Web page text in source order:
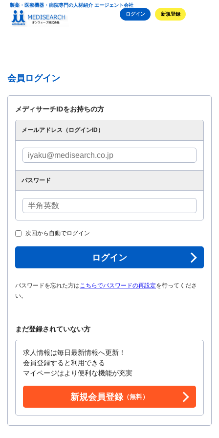
製薬・医療機器・病院専門の人材紹介 エージェント会社
ログイン
新規登録
会員ログイン
メディサーチIDをお持ちの方
メールアドレス（ログインID）
パスワード
次回から自動でログイン
ログイン
パスワードを忘れた方はこちらでパスワードの再設定を行ってくださ
い。
まだ登録されていない方
求人情報は毎日最新情報へ更新！
会員登録すると利用できる
マイページはより便利な機能が充実
新規会員登録（無料）